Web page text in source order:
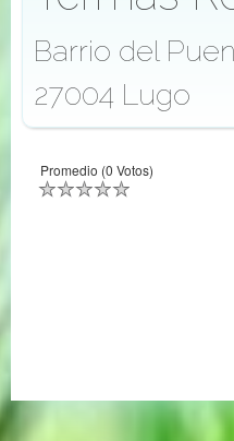
Barrio del
27004 Lugo
Promedio (0 Votos)